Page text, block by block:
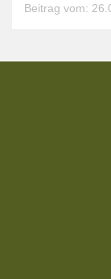
Beitrag vom: